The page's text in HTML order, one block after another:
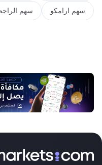
سهم ارامكو سهم